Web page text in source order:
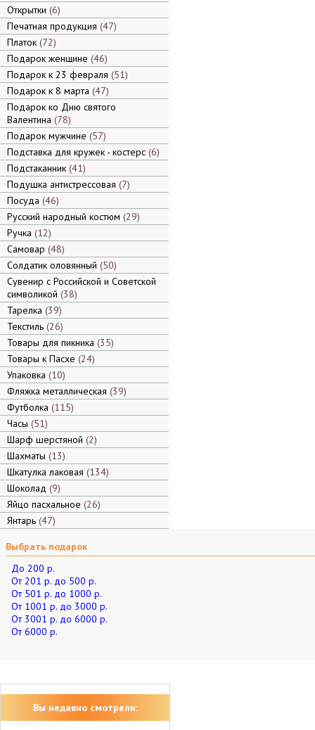
Открытки 6
Печатная продукция 47
Платок 72
Подарок женщине 46
Подарок к 23 февраля 51
Подарок к 8 марта 47
Подарок ко Дню святого
Валентина 78
Подарок мужчине 57
Подставка для кружек - костерс 6
Подстаканник 41
Подушка антистрессовая 7
Посуда 46
Русский народный костюм 29
Ручка 12
Самовар 48
Солдатик оловянный 50
Сувенир с Российской и Советской
символикой 38
Тарелка 39
Текстиль 26
Товары для пикника 35
Товары к Пасхе 24
Упаковка 10
Фляжка металлическая 39
Футболка 115
Часы 51
Шарф шерстяной 2
Шахматы 13
Шкатулка лаковая 134
Шоколад 9
Яйцо пасхальное 26
Янтарь 47
Выбрать подарок
До 200 р.
От 201 р. до 500 р.
От 501 р. до 1000 р.
От 1001 р. до 3000 р.
От 3001 р. до 6000 р.
От 6000 р.
Вы недавно смотрели: